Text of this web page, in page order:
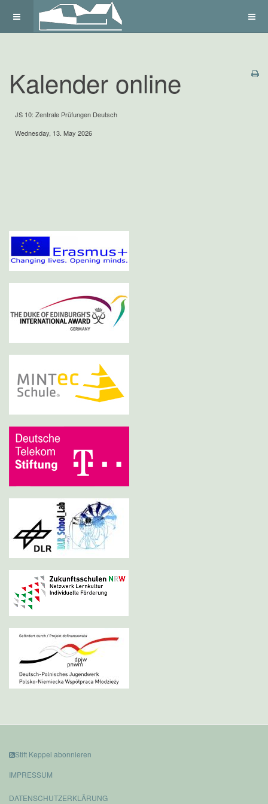
Kalender online
JS 10: Zentrale Prüfungen Deutsch
Wednesday, 13. May 2026
Stift Keppel abonnieren
IMPRESSUM
DATENSCHUTZERKLÄRUNG